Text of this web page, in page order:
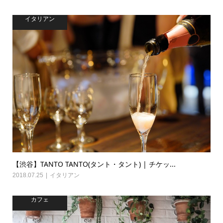
イタリアン
【渋谷】TANTO TANTO(タント・タント) | チケッ...
2018.07.25 イタリアン
カフェ